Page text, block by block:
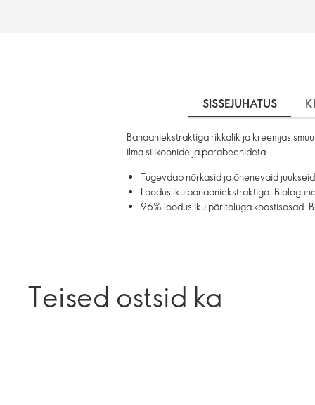
SISSEJUHATUS
Banaaniekstraktiga rikkalik ja kreemjas
ilma silikoonide ja parabeenideta.
Tugevdab nõrkasid ja õhenevaid
Loodusliku banaaniekstraktiga.
96% loodusliku päritoluga koostisosad.
Teised ostsid ka